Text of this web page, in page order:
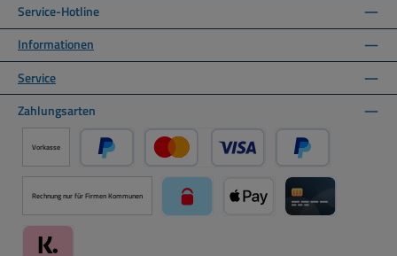
Service-Hotline
Informationen
Service
Zahlungsarten
Vorkasse
PayPal Kredit- oder Debitkarte über PayPal
Später Bezahlen
Rechnung nur für Firmen Kommunen